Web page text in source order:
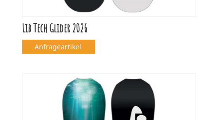
Lib Tech Glider 2026
Anfrageartikel